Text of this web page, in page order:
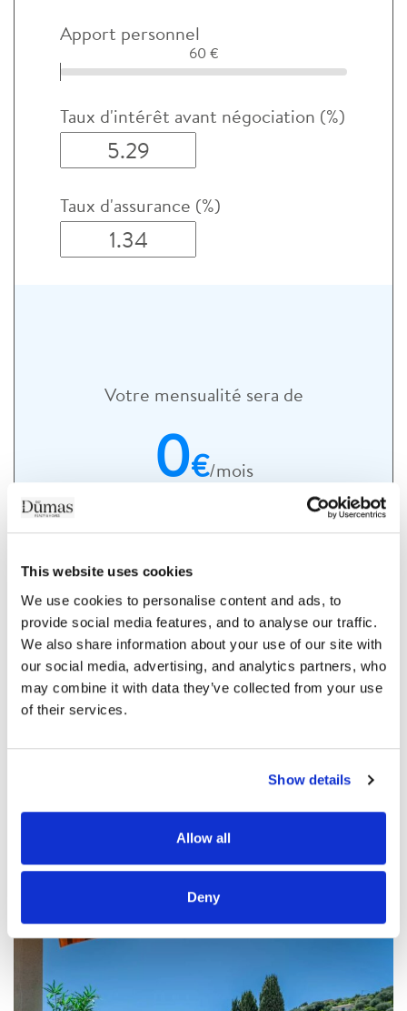
This website uses cookies
We use cookies to personalise content and ads, to
provide social media features, and to analyse our traffic.
We also share information about your use of our site with
our social media, advertising, and analytics partners, who
may combine it with data they’ve collected from your use
of their services.
Show details
Allow all
Deny
Apport personnel
60 €
Taux d'intérêt avant négociation (%)
Taux d'assurance (%)
Votre mensualité sera de
0€/mois
dont0€d'assurance
En savoir plus
Les biens similaires